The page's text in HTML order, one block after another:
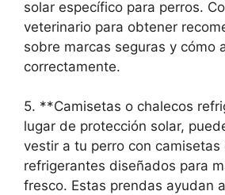
solar específico para perros.
veterinario para obtener
sobre marcas seguras y cómo
correctamente.
5. **Camisetas o chalecos
lugar de protección solar,
vestir a tu perro con camisetas
refrigerantes diseñados para
fresco. Estas prendas ayudan